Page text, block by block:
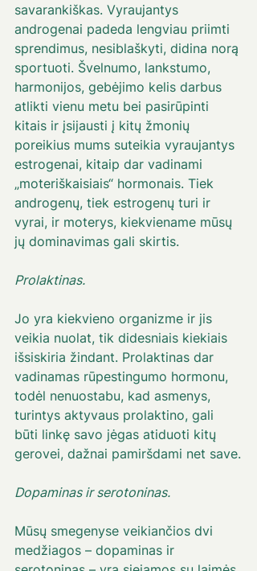
savarankiškas. Vyraujantys
androgenai padeda lengviau priimti
sprendimus, nesiblaškyti, didina norą
sportuoti. Švelnumo, lankstumo,
harmonijos, gebėjimo kelis darbus
atlikti vienu metu bei pasirūpinti
kitais ir įsijausti į kitų žmonių
poreikius mums suteikia vyraujantys
estrogenai, kitaip dar vadinami
„moteriškaisiais“ hormonais. Tiek
androgenų, tiek estrogenų turi ir
vyrai, ir moterys, kiekviename mūsų
jų dominavimas gali skirtis.
Prolaktinas.
Jo yra kiekvieno organizme ir jis
veikia nuolat, tik didesniais kiekiais
išsiskiria žindant. Prolaktinas dar
vadinamas rūpestingumo hormonu,
todėl nenuostabu, kad asmenys,
turintys aktyvaus prolaktino, gali
būti linkę savo jėgas atiduoti kitų
gerovei, dažnai pamiršdami net save.
Dopaminas ir serotoninas.
Mūsų smegenyse veikiančios dvi
medžiagos – dopaminas ir